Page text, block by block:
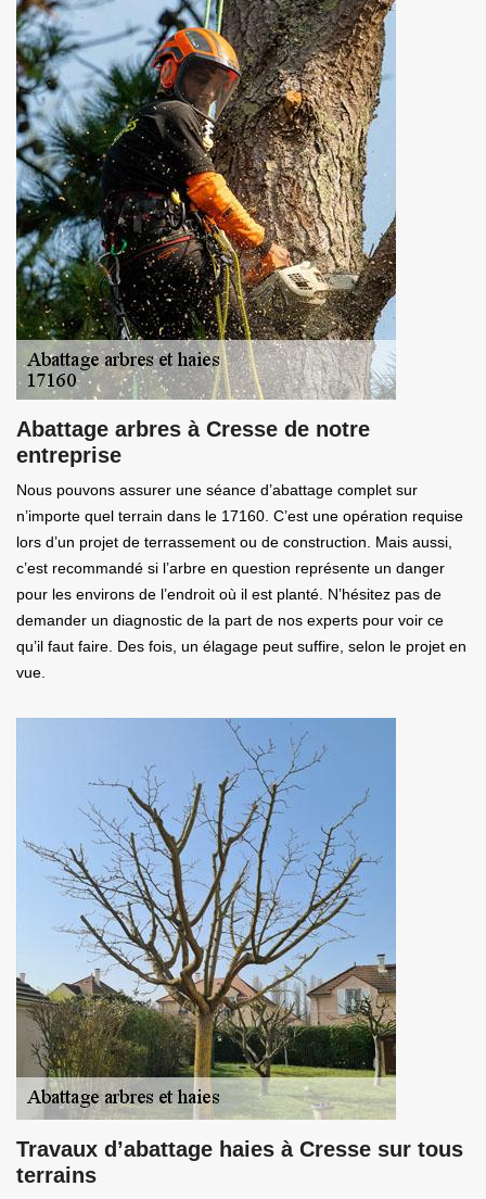
Abattage arbres à Cresse de notre
entreprise
Nous pouvons assurer une séance d’abattage complet sur
n’importe quel terrain dans le 17160. C’est une opération requise
lors d’un projet de terrassement ou de construction. Mais aussi,
c’est recommandé si l’arbre en question représente un danger
pour les environs de l’endroit où il est planté. N’hésitez pas de
demander un diagnostic de la part de nos experts pour voir ce
qu’il faut faire. Des fois, un élagage peut suffire, selon le projet en
vue.
Travaux d’abattage haies à Cresse sur tous
terrains